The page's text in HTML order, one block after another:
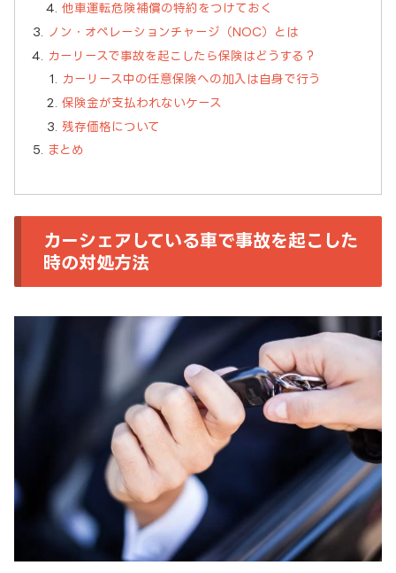
他車運転危険補償の特約をつけておく
ノン・オペレーションチャージ（NOC）とは
カーリースで事故を起こしたら保険はどうする？
カーリース中の任意保険への加入は自身で行う
保険金が支払われないケース
残存価格について
まとめ
カーシェアしている車で事故を起こした
時の対処方法